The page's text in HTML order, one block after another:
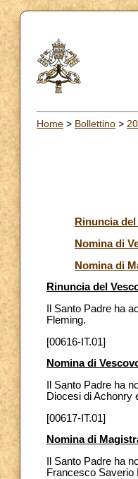
Home > Bollettino >
Rinuncia
Nomina di
Nomina di
Rinuncia del
Il Santo Padre ha
Fleming.
[00616-IT.01]
Nomina di
Il Santo Padre ha
Diocesi di Achonry
[00617-IT.01]
Nomina di
Il Santo Padre ha
Francesco Saverio